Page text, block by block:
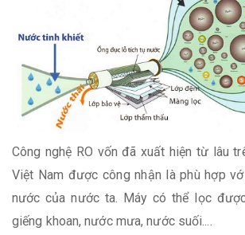
Công nghệ RO vốn đã xuất hiện từ lâu
Việt Nam được công nhận là phù hợp
nước của nước ta. Máy có thể lọc
giếng khoan, nước mưa, nước suối....